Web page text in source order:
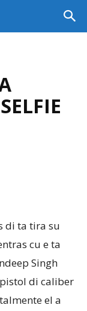
di ta tira su
cu e ta
Singh
di caliber
el a